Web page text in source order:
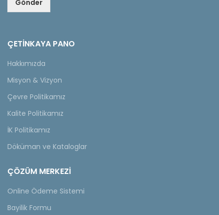
Gönder
ÇETINKAYA PANO
Hakkımızda
Misyon & Vizyon
Çevre Politikamız
Kalite Politikamız
İK Politikamız
Döküman ve Kataloglar
ÇÖZÜM MERKEZİ
Online Ödeme Sistemi
Bayilik Formu